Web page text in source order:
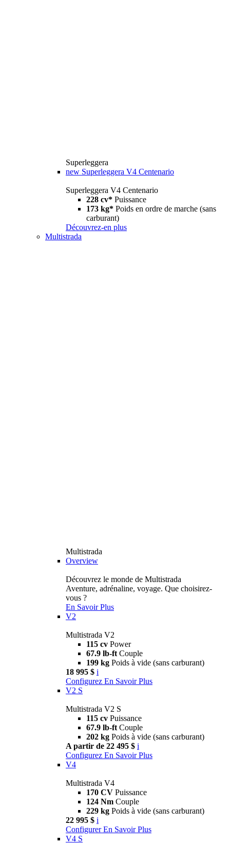
Superleggera
new Superleggera V4 Centenario
Superleggera V4 Centenario
228 cv* Puissance
173 kg* Poids en ordre de marche (sans
carburant)
Découvrez-en plus
Multistrada
Multistrada
Overview
Découvrez le monde de Multistrada
Aventure, adrénaline, voyage. Que choisirez-
vous ?
En Savoir Plus
V2
Multistrada V2
115 cv Power
67.9 lb-ft Couple
199 kg Poids à vide (sans carburant)
18 995 $ i
Configurez En Savoir Plus
V2 S
Multistrada V2 S
115 cv Puissance
67.9 lb-ft Couple
202 kg Poids à vide (sans carburant)
A partir de 22 495 $ i
Configurez En Savoir Plus
V4
Multistrada V4
170 CV Puissance
124 Nm Couple
229 kg Poids à vide (sans carburant)
22 995 $ i
Configurer En Savoir Plus
V4 S